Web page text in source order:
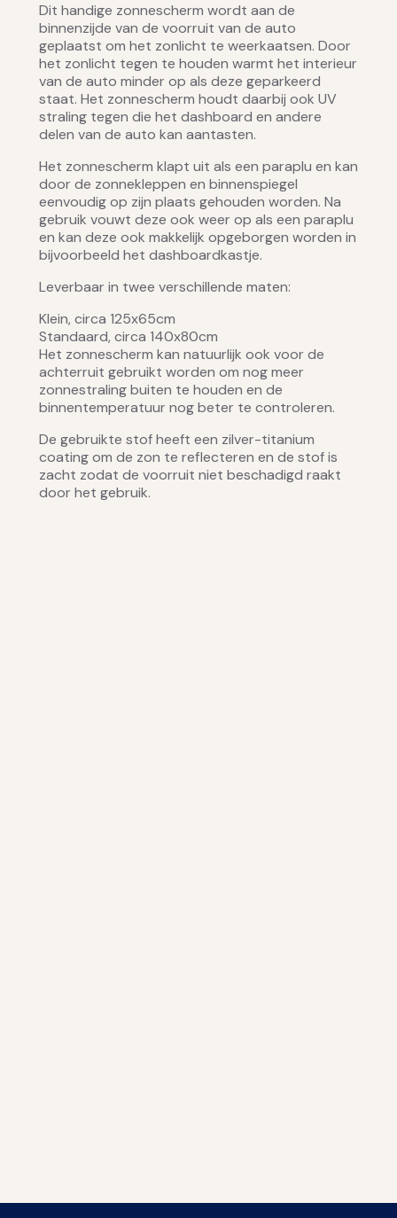
Dit handige zonnescherm wordt aan de
binnenzijde van de voorruit van de auto
geplaatst om het zonlicht te weerkaatsen. Door
het zonlicht tegen te houden warmt het interieur
van de auto minder op als deze geparkeerd
staat. Het zonnescherm houdt daarbij ook UV
straling tegen die het dashboard en andere
delen van de auto kan aantasten.
Het zonnescherm klapt uit als een paraplu en kan
door de zonnekleppen en binnenspiegel
eenvoudig op zijn plaats gehouden worden. Na
gebruik vouwt deze ook weer op als een paraplu
en kan deze ook makkelijk opgeborgen worden in
bijvoorbeeld het dashboardkastje.
Leverbaar in twee verschillende maten:
Klein, circa 125x65cm
Standaard, circa 140x80cm
Het zonnescherm kan natuurlijk ook voor de
achterruit gebruikt worden om nog meer
zonnestraling buiten te houden en de
binnentemperatuur nog beter te controleren.
De gebruikte stof heeft een zilver-titanium
coating om de zon te reflecteren en de stof is
zacht zodat de voorruit niet beschadigd raakt
door het gebruik.